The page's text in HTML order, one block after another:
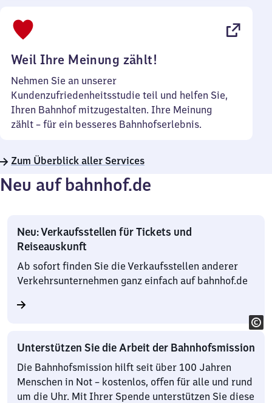
Weil Ihre Meinung zählt!
Nehmen Sie an unserer
Kundenzufriedenheitsstudie teil und helfen Sie,
Ihren Bahnhof mitzugestalten. Ihre Meinung
zählt – für ein besseres Bahnhofserlebnis.
Zum Überblick aller Services
Neu auf bahnhof.de
Neu: Verkaufsstellen für Tickets und
Reiseauskunft
Ab sofort finden Sie die Verkaufsstellen anderer
Verkehrsunternehmen ganz einfach auf bahnhof.de
Unterstützen Sie die Arbeit der Bahnhofsmission
Die Bahnhofsmission hilft seit über 100 Jahren
Menschen in Not – kostenlos, offen für alle und rund
um die Uhr. Mit Ihrer Spende unterstützen Sie diese